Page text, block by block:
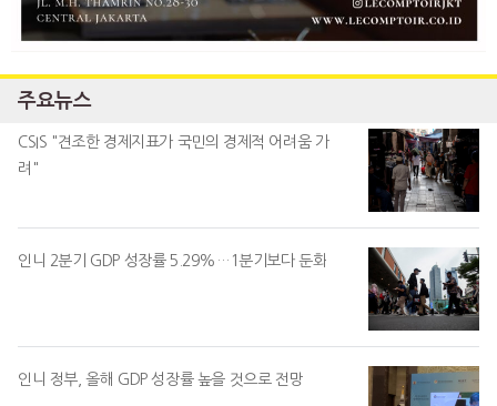
주요뉴스
CSIS "견조한 경제지표가 국민의 경제적 어려움 가
려"
인니 2분기 GDP 성장률 5.29%…1분기보다 둔화
인니 정부, 올해 GDP 성장률 높을 것으로 전망